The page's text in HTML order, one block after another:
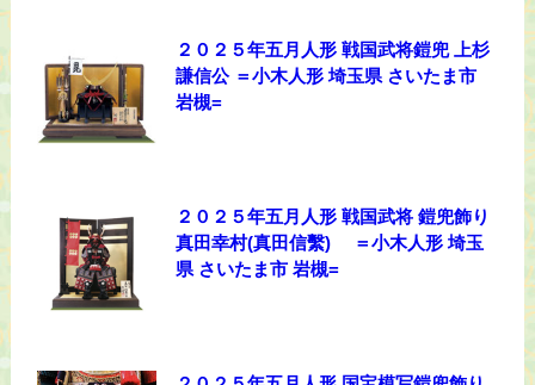
２０２５年五月人形 戦国武将鎧兜 上杉
謙信公 ＝小木人形 埼玉県 さいたま市
岩槻=
２０２５年五月人形 戦国武将 鎧兜飾り
真田幸村(真田信繫) ＝小木人形 埼玉
県 さいたま市 岩槻=